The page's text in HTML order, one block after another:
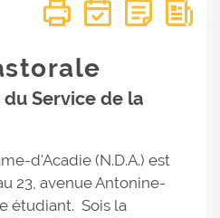
Service de la
d'Acadie (N.D.A.) est
23, avenue Antonine-
étudiant. Sois la